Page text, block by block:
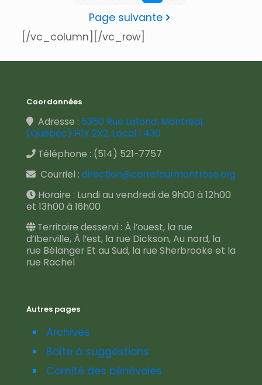
Page suivante
[/vc_column][/vc_row]
Coordonnées
Adresse : 5350 Rue Lafond, Montréal,
(Québec) H1X 2X2, Local 1.430
Téléphone : (514) 521-7757
Courriel : direction@carrefourmontrose.org
Horaire : Lundi au vendredi de 9h00 à 12h00
et 13h00 à 16h00
Territoire desservi : À l’ouest, la rue
d’Iberville, À l’est, la rue Dickson, Au nord, la
rue Bélanger Et au Sud, la rue Sherbrooke et la
rue Rachel
Autres pages
Archives
Boîte à suggestions
Comité des bénévoles